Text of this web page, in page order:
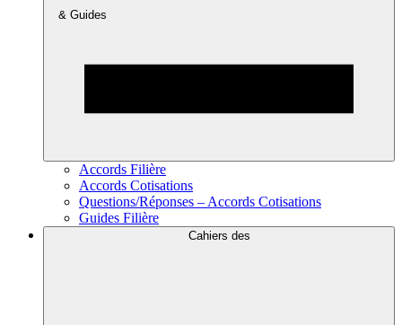
& Guides
Accords Filière
Accords Cotisations
Questions/Réponses – Accords Cotisations
Guides Filière
Cahiers des